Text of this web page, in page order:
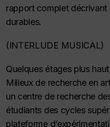
rapport complet
durables.
(INTERLUDE MUSICAL)
Quelques étages plus
Milieux de recherche en
un centre de recherche
étudiants des cycles
plateforme